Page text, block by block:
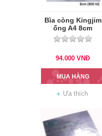
Bìa còng Kingjim
ống A4 8cm
94.000 VNĐ
MUA HÀNG
Ưa thích